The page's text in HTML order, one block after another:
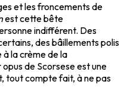
et les froncements de
est cette bête
indifférent. Des
des bâillements polis
la crème de la
de Scorsese est une
tout compte fait, à ne pas